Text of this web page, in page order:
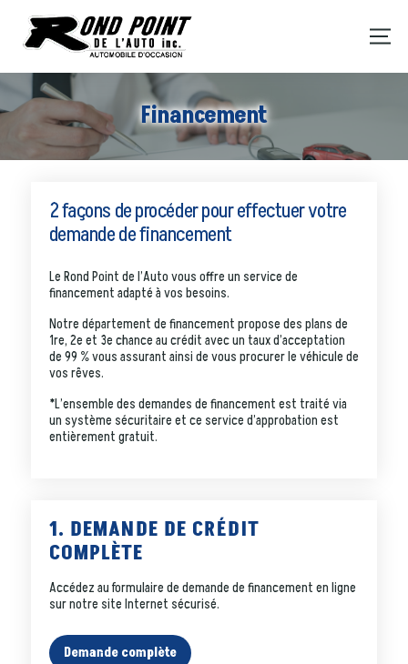
Financement
2 façons de procéder pour effectuer votre
demande de financement
Le Rond Point de l’Auto vous offre un service de
financement adapté à vos besoins.
Notre département de financement propose des plans de
1re, 2e et 3e chance au crédit avec un taux d’acceptation
de 99 % vous assurant ainsi de vous procurer le véhicule de
vos rêves.
*L’ensemble des demandes de financement est traité via
un système sécuritaire et ce service d’approbation est
entièrement gratuit.
1. DEMANDE DE CRÉDIT
COMPLÈTE
Accédez au formulaire de demande de financement en ligne
sur notre site Internet sécurisé.
Demande complète